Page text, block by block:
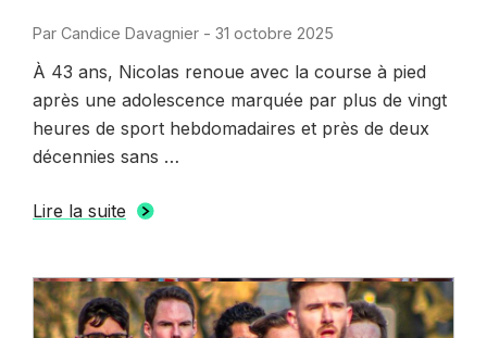
Par Candice Davagnier - Publié
31 octobre 2025
À 43 ans, Nicolas renoue avec la course à pied
après une adolescence marquée par plus de vingt
heures de sport hebdomadaires et près de deux
décennies sans …
Lire la suite